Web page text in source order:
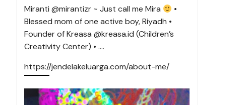
Miranti @mirantizr ~ Just call me Mira
•
Blessed mom of one active boy, Riyadh •
Founder of Kreasa @kreasa.id (Children’s
Creativity Center) • ….
https://jendelakeluarga.com/about-me/